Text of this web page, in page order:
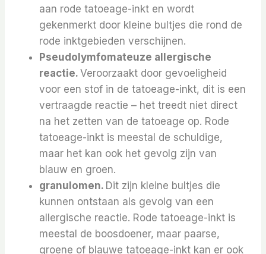
aan rode tatoeage-inkt en wordt
gekenmerkt door kleine bultjes die rond de
rode inktgebieden verschijnen.
Pseudolymfomateuze allergische
reactie. Veroorzaakt door gevoeligheid
voor een stof in de tatoeage-inkt, dit is een
vertraagde reactie – het treedt niet direct
na het zetten van de tatoeage op. Rode
tatoeage-inkt is meestal de schuldige,
maar het kan ook het gevolg zijn van
blauw en groen.
granulomen. Dit zijn kleine bultjes die
kunnen ontstaan ​​als gevolg van een
allergische reactie. Rode tatoeage-inkt is
meestal de boosdoener, maar paarse,
groene of blauwe tatoeage-inkt kan er ook